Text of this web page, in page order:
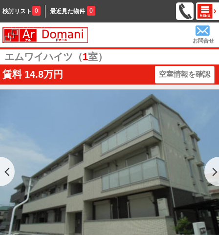
検討リスト 0 最近見た物件 0
お問合せ
エムワイハイツ（1室）
賃料 14.8万円 空室情報を確認